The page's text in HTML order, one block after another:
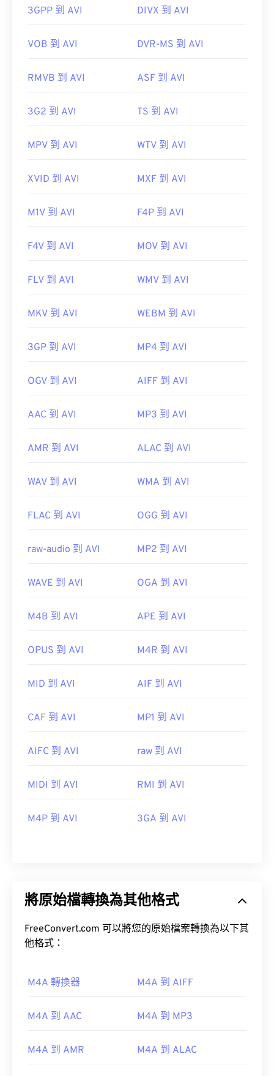
00 00 00
00
00
00 00 00
00
00
開發者： ISO 初始發布： 2001
https://en.wikipedia.org/wiki/MPEG-4_Part_14
實用連結：
https://tools.ietf.org/html/rfc2361
3GPP 到 AVI DIVX 到 AVI
VOB 到 AVI DVR-MS 到 AVI
RMVB 到 AVI ASF 到 AVI
3G2 到 AVI TS 到 AVI
MPV 到 AVI WTV 到 AVI
XVID 到 AVI MXF 到 AVI
M1V 到 AVI F4P 到 AVI
F4V 到 AVI MOV 到 AVI
FLV 到 AVI WMV 到 AVI
MKV 到 AVI WEBM 到 AVI
3GP 到 AVI MP4 到 AVI
OGV 到 AVI AIFF 到 AVI
AAC 到 AVI MP3 到 AVI
AMR 到 AVI ALAC 到 AVI
WAV 到 AVI WMA 到 AVI
FLAC 到 AVI OGG 到 AVI
raw-audio 到 AVI MP2 到 AVI
WAVE 到 AVI OGA 到 AVI
M4B 到 AVI APE 到 AVI
OPUS 到 AVI M4R 到 AVI
MID 到 AVI AIF 到 AVI
CAF 到 AVI MP1 到 AVI
AIFC 到 AVI raw 到 AVI
MIDI 到 AVI RMI 到 AVI
M4P 到 AVI 3GA 到 AVI
將原始檔轉換為其他格式
FreeConvert.com 可以將您的原始檔案轉換為以下其
他格式：
M4A 轉換器 M4A 到 AIFF
M4A 到 AAC M4A 到 MP3
M4A 到 AMR M4A 到 ALAC